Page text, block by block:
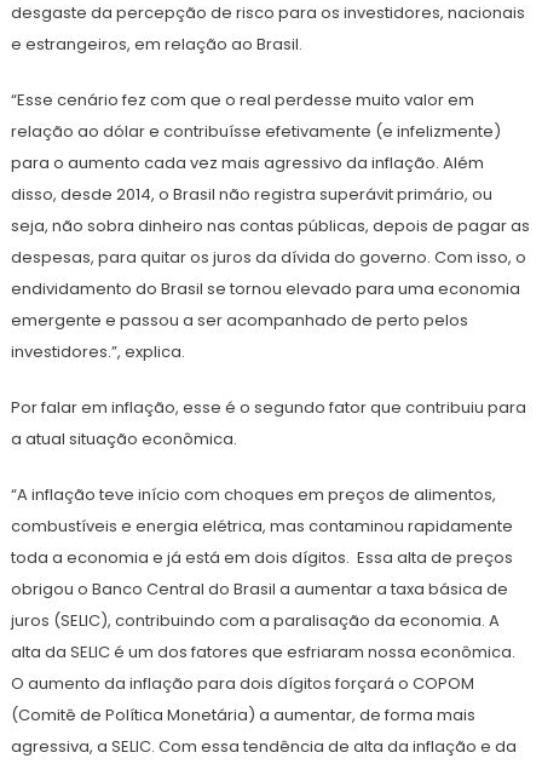
desgaste da percepção de risco para os investidores, nacionais
e estrangeiros, em relação ao Brasil.
“Esse cenário fez com que o real perdesse muito valor em
relação ao dólar e contribuísse efetivamente (e infelizmente)
para o aumento cada vez mais agressivo da inflação. Além
disso, desde 2014, o Brasil não registra superávit primário, ou
seja, não sobra dinheiro nas contas públicas, depois de pagar as
despesas, para quitar os juros da dívida do governo. Com isso, o
endividamento do Brasil se tornou elevado para uma economia
emergente e passou a ser acompanhado de perto pelos
investidores.”, explica.
Por falar em inflação, esse é o segundo fator que contribuiu para
a atual situação econômica.
“A inflação teve início com choques em preços de alimentos,
combustíveis e energia elétrica, mas contaminou rapidamente
toda a economia e já está em dois dígitos. Essa alta de preços
obrigou o Banco Central do Brasil a aumentar a taxa básica de
juros (SELIC), contribuindo com a paralisação da economia. A
alta da SELIC é um dos fatores que esfriaram nossa econômica.
O aumento da inflação para dois dígitos forçará o COPOM
(Comitê de Política Monetária) a aumentar, de forma mais
agressiva, a SELIC. Com essa tendência de alta da inflação e da